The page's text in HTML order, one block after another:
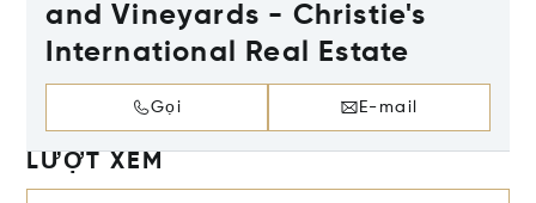
and Vineyards - Christie's
International Real Estate
Gọi E-mail
LƯỢT XEM